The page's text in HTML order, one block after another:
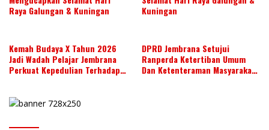
Raya Galungan & Kuningan
Kuningan
Kemah Budaya X Tahun 2026
Jadi Wadah Pelajar Jembrana
Perkuat Kepedulian Terhadap
DPRD Jembrana Setujui
Ranperda Ketertiban Umum
Dan Ketenteraman Masyarakat